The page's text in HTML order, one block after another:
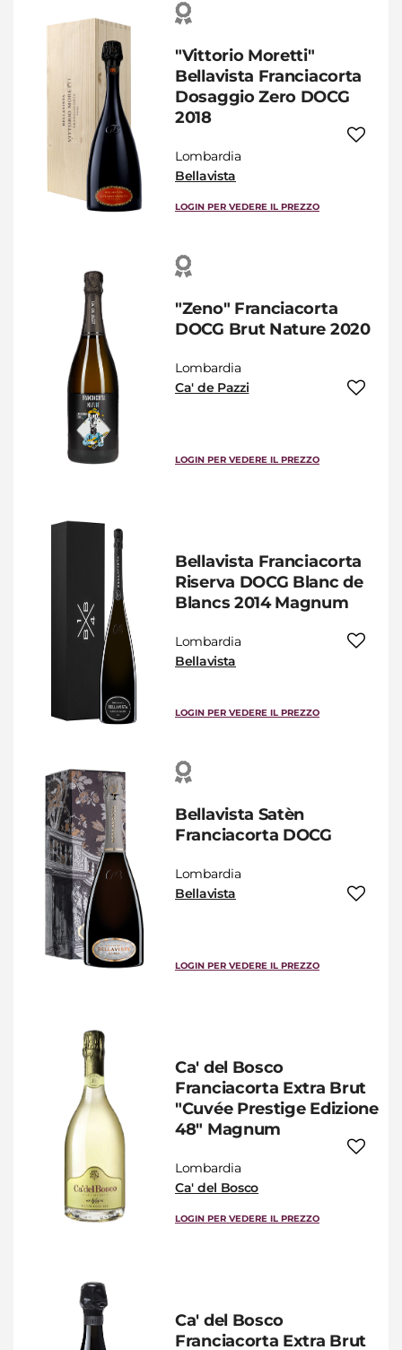
"Vittorio Moretti"
Bellavista Franciacorta
Dosaggio Zero DOCG
2018
Lombardia
Bellavista
LOGIN PER VEDERE IL PREZZO
"Zeno" Franciacorta
DOCG Brut Nature 2020
Lombardia
Ca' de Pazzi
LOGIN PER VEDERE IL PREZZO
Bellavista Franciacorta
Riserva DOCG Blanc de
Blancs 2014 Magnum
Lombardia
Bellavista
LOGIN PER VEDERE IL PREZZO
Bellavista Satèn
Franciacorta DOCG
Lombardia
Bellavista
LOGIN PER VEDERE IL PREZZO
Ca' del Bosco
Franciacorta Extra Brut
"Cuvée Prestige Edizione
48" Magnum
Lombardia
Ca' del Bosco
LOGIN PER VEDERE IL PREZZO
Ca' del Bosco
Franciacorta Extra Brut